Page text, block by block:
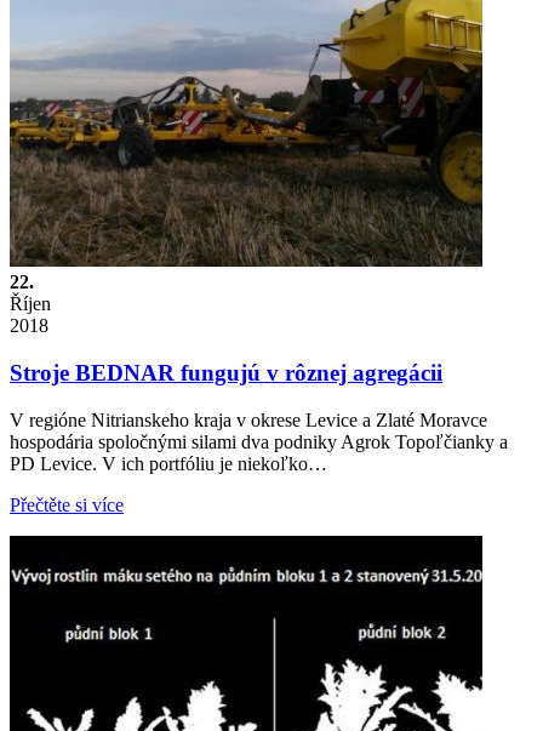
22.
Říjen
2018
Stroje BEDNAR fungujú v rôznej agregácii
V regióne Nitrianskeho kraja v okrese Levice a Zlaté Moravce
hospodária spoločnými silami dva podniky Agrok Topoľčianky a
PD Levice. V ich portfóliu je niekoľko…
Přečtěte si více